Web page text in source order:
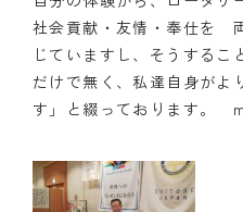
社会貢献・友情・奉仕を
じていますし、そうするこ
だけで無く、私達自身がよ
す」と綴っております。